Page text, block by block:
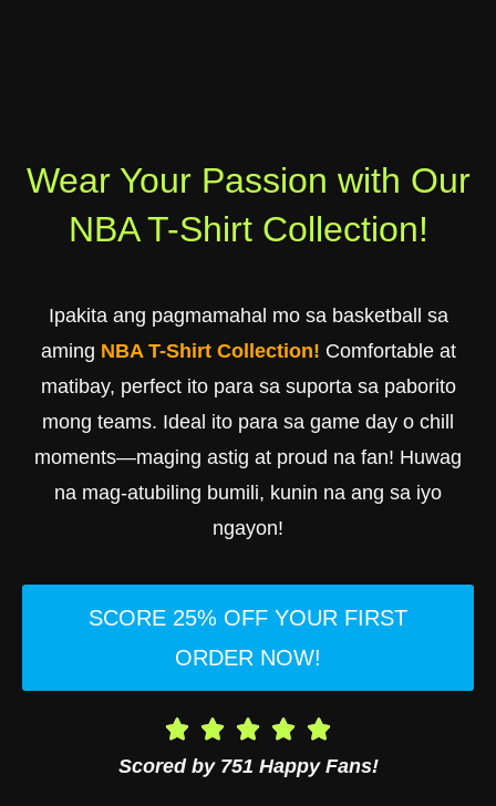
Wear Your Passion with Our
NBA T-Shirt Collection!
Ipakita ang pagmamahal mo sa basketball sa
aming NBA T-Shirt Collection! Comfortable at
matibay, perfect ito para sa suporta sa paborito
mong teams. Ideal ito para sa game day o chill
moments—maging astig at proud na fan! Huwag
na mag-atubiling bumili, kunin na ang sa iyo
ngayon!
SCORE 25% OFF YOUR FIRST
ORDER NOW!
Scored by 751 Happy Fans!